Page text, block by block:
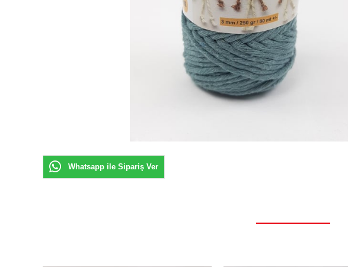
Whatsapp ile Sipariş Ver